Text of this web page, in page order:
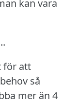
kan vara
för att
så
mer än 4